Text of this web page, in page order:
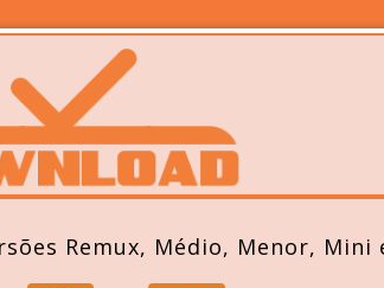
Remux, Médio, Menor, Mini